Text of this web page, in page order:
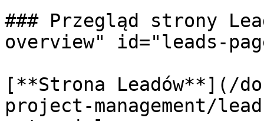
### Przegląd strony
overview" id="leads-
[**Strona Leadów**](/
project-management/